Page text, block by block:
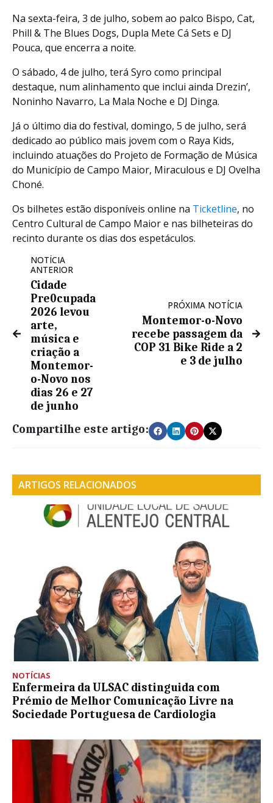
Na sexta-feira, 3 de julho, sobem ao palco Bispo, Cat,
Phill & The Blues Dogs, Dupla Mete Cá Sets e DJ
Pouca, que encerra a noite.
O sábado, 4 de julho, terá Syro como principal
destaque, num alinhamento que inclui ainda Drezin’,
Noninho Navarro, La Mala Noche e DJ Dinga.
Já o último dia do festival, domingo, 5 de julho, será
dedicado ao público mais jovem com o Raya Kids,
incluindo atuações do Projeto de Formação de Música
do Município de Campo Maior, Miraculous e DJ Ovelha
Choné.
Os bilhetes estão disponíveis online na Ticketline, no
Centro Cultural de Campo Maior e nas bilheteiras do
recinto durante os dias dos espetáculos.
NOTÍCIA
ANTERIOR
Cidade
Pre0cupada
2026 levou
arte,
música e
criação a
Montemor-
o-Novo nos
dias 26 e 27
de junho
PRÓXIMA NOTÍCIA
Montemor-o-Novo
recebe passagem da
COP 31 Bike Ride a 2
e 3 de julho
Compartilhe este artigo:
ARTIGOS RELACIONADOS
NOTÍCIAS
Enfermeira da ULSAC distinguida com
Prémio de Melhor Comunicação Livre na
Sociedade Portuguesa de Cardiologia